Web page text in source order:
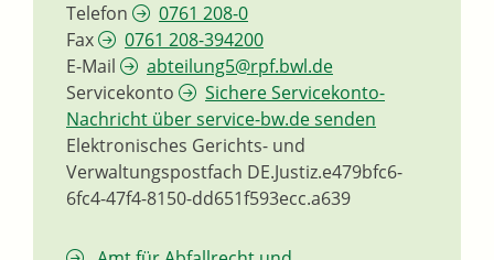
Telefon
0761 208-0
Fax
0761 208-394200
E-Mail
abteilung5@rpf.bwl.de
Servicekonto
Sichere Servicekonto-
Nachricht über service-bw.de senden
Elektronisches Gerichts- und
Verwaltungspostfach DE.Justiz.e479bfc6-
6fc4-47f4-8150-dd651f593ecc.a639